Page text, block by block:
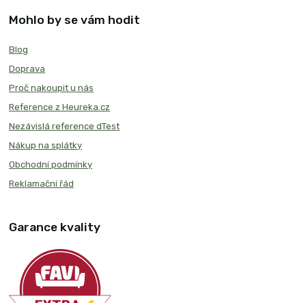
Mohlo by se vám hodit
Blog
Doprava
Proč nakoupit u nás
Reference z Heureka.cz
Nezávislá reference dTest
Nákup na splátky
Obchodní podmínky
Reklamační řád
Garance kvality